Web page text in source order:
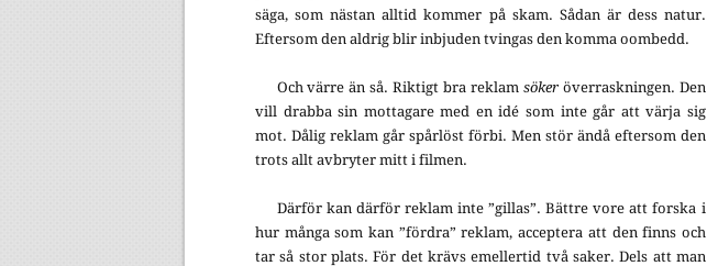
säga, som nästan alltid kommer på skam. Sådan är dess natur.
Eftersom den aldrig blir inbjuden tvingas den komma oombedd.
Och värre än så. Riktigt bra reklam sökeröverraskningen. Den
vill drabba sin mottagare med en idé som inte går att värja sig
mot. Dålig reklam går spårlöst förbi. Men stör ändå eftersom den
trots allt avbryter mitt i filmen.
Därför kan därför reklam inte ”gillas”. Bättre vore att forska i
hur många som kan ”fördra” reklam, acceptera att den finns och
tar så stor plats. För det krävs emellertid två saker. Dels att man